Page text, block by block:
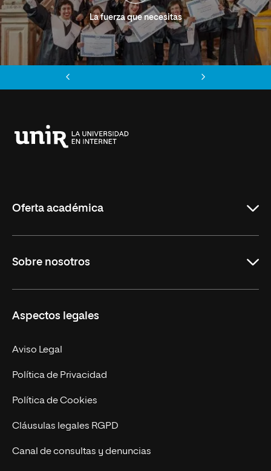
La fuerza que necesitas
Oferta académica
Másteres Oficiales
Doctorados
Experto Universitario
Postgrados
Cursos Universitarios
Sobre nosotros
Facultades
Nuestro Equipo
Trabaja en UNIR
Actualidad
UNIR Revista
Eventos
Aspectos legales
Aviso Legal
Política de Privacidad
Política de Cookies
Cláusulas legales RGPD
Canal de consultas y denuncias